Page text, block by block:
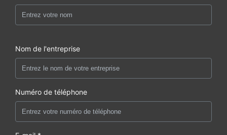
Nom de l'entreprise
Numéro de téléphone